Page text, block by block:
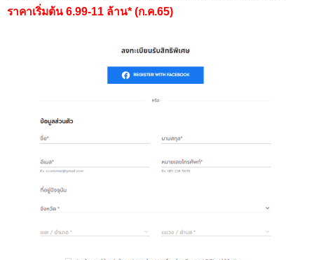
ราคาเริ่มต้น 6.99-11 ล้าน* (ก.ค.65)